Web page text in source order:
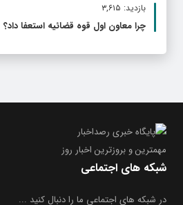
بازدید: ۳,۶۱۵
چرا معاون اول قوه قضائیه استعفا داد؟
مهمترین و بروز‌ترین اخبار روز
شبکه های اجتماعی
در شبکه های اجتماعی ما را دنبال کنید ...